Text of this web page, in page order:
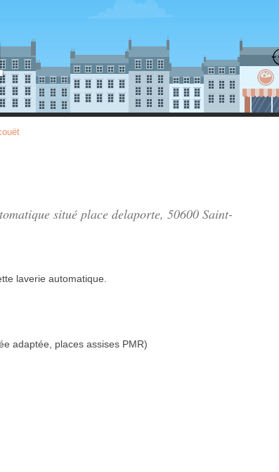
situé place delaporte, 50600 Saint-
laverie automatique.
adaptée, places assises PMR)